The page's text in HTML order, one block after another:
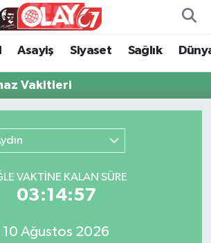
Asayiş Siyaset Sağlık
Vakitleri
VAKTİNE KALAN SÜRE
03:14:57
10 Ağustos 2026
Eczaneler
Durumu
Durumu ve Fikstür